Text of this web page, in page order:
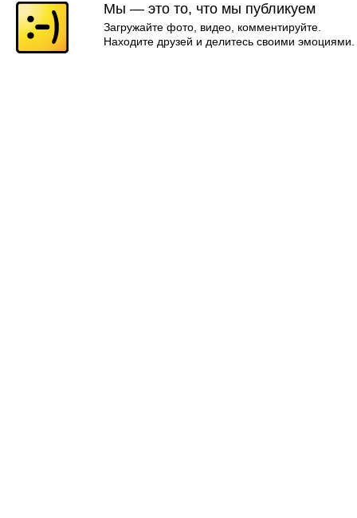
Мы — это то, что мы публикуем
Загружайте фото, видео, комментируйте.
Находите друзей и делитесь своими эмоциями.